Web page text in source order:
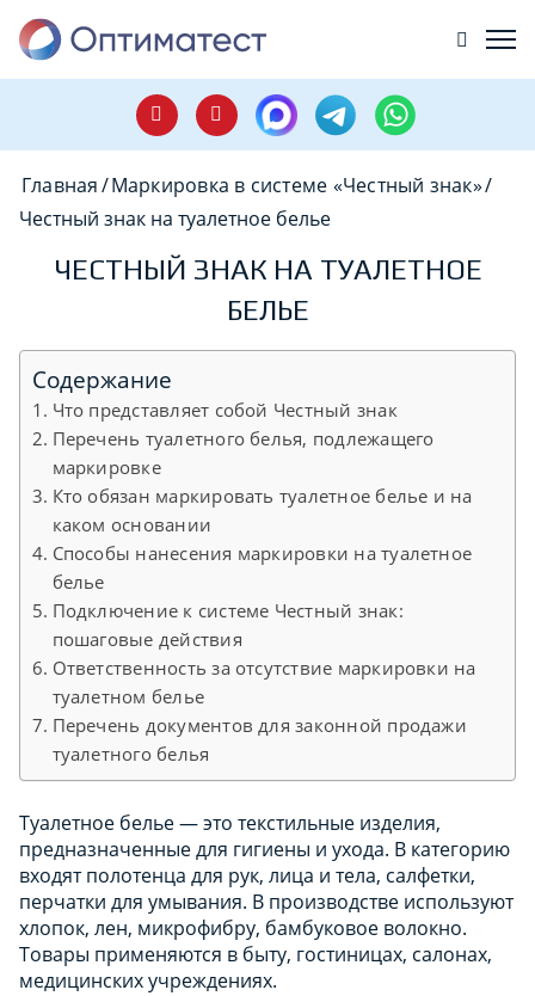
Главная/Маркировка в системе «Честный знак»/
Честный знак на туалетное белье
ЧЕСТНЫЙ ЗНАК НА ТУАЛЕТНОЕ
БЕЛЬЕ
Содержание
Что представляет собой Честный знак
Перечень туалетного белья, подлежащего
маркировке
Кто обязан маркировать туалетное белье и на
каком основании
Способы нанесения маркировки на туалетное
белье
Подключение к системе Честный знак:
пошаговые действия
Ответственность за отсутствие маркировки на
туалетном белье
Перечень документов для законной продажи
туалетного белья
Туалетное белье — это текстильные изделия,
предназначенные для гигиены и ухода. В категорию
входят полотенца для рук, лица и тела, салфетки,
перчатки для умывания. В производстве используют
хлопок, лен, микрофибру, бамбуковое волокно.
Товары применяются в быту, гостиницах, салонах,
медицинских учреждениях.